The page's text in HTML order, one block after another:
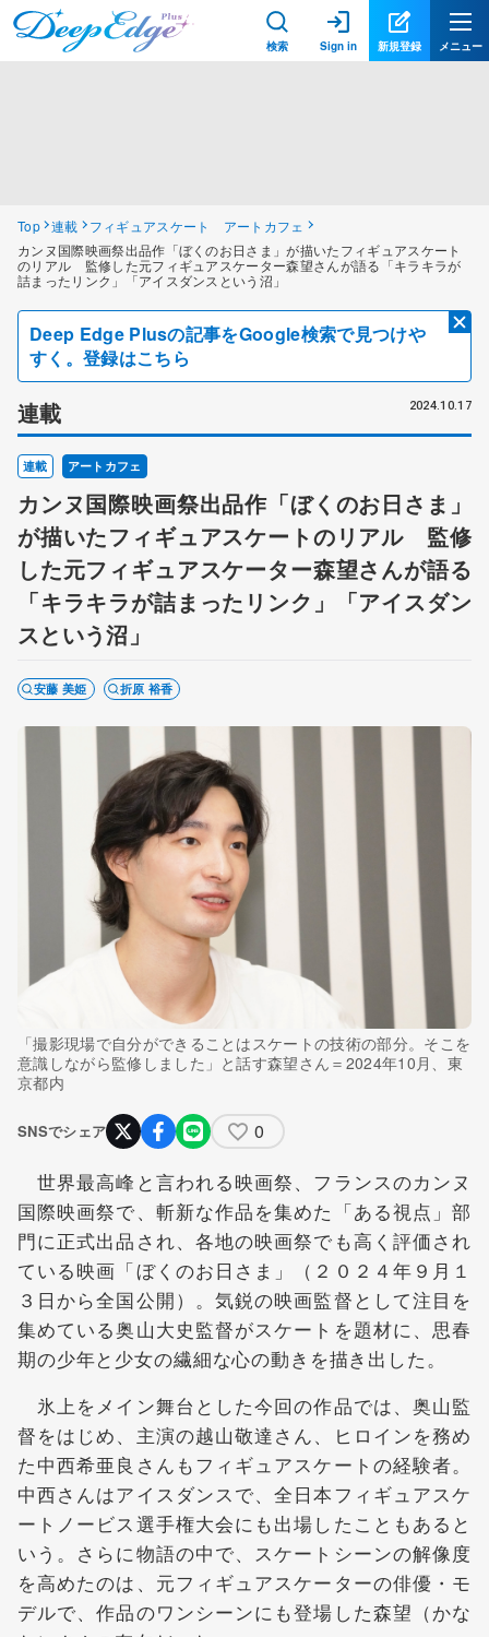
検索 Sign in 新規登録 メニュー
Top 連載
フィギュアスケート アートカフェ
カンヌ国際映画祭出品作「ぼくのお日さま」が描いたフィギュアスケート
のリアル 監修した元フィギュアスケーター森望さんが語る「キラキラが
詰まったリンク」「アイスダンスという沼」
Deep Edge Plusの記事をGoogle検索で見つけや
すく。登録はこちら
連載 2024.10.17
連載 アートカフェ
カンヌ国際映画祭出品作「ぼくのお日さま」
が描いたフィギュアスケートのリアル 監修
した元フィギュアスケーター森望さんが語る
「キラキラが詰まったリンク」「アイスダン
スという沼」
安藤 美姫 折原 裕香
「撮影現場で自分ができることはスケートの技術の部分。そこを
意識しながら監修しました」と話す森望さん＝2024年10月、東
京都内
SNSでシェア 0
世界最高峰と言われる映画祭、フランスのカンヌ
国際映画祭で、斬新な作品を集めた「ある視点」部
門に正式出品され、各地の映画祭でも高く評価され
ている映画「ぼくのお日さま」（２０２４年９月１
３日から全国公開）。気鋭の映画監督として注目を
集めている奥山大史監督がスケートを題材に、思春
期の少年と少女の繊細な心の動きを描き出した。
氷上をメイン舞台とした今回の作品では、奥山監
督をはじめ、主演の越山敬達さん、ヒロインを務め
た中西希亜良さんもフィギュアスケートの経験者。
中西さんはアイスダンスで、全日本フィギュアスケ
ートノービス選手権大会にも出場したこともあると
いう。さらに物語の中で、スケートシーンの解像度
を高めたのは、元フィギュアスケーターの俳優・モ
デルで、作品のワンシーンにも登場した森望（かな